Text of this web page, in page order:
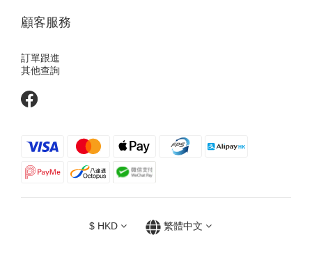
顧客服務
訂單跟進
其他查詢
$ HKD 繁體中文